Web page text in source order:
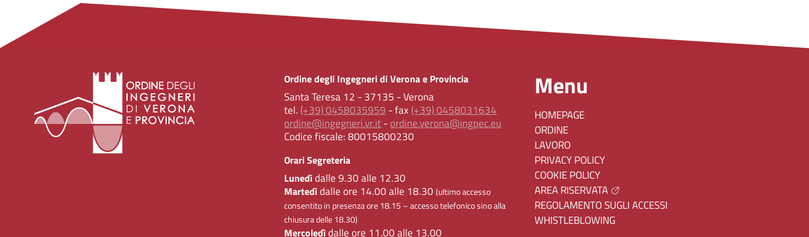
Ordine degli Ingegneri di Verona e Provincia
Santa Teresa 12 - 37135 - Verona
tel. (+39) 0458035959 - fax (+39) 0458031634
ordine@ingegneri.vr.it-ordine.verona@ingpec.eu
Codice fiscale:80015800230
Orari Segreteria
Lunedìdalle 9.30 alle 12.30
Martedìdalle ore 14.00 alle 18.30(ultimo accesso
consentito in presenza ore 18.15 – accesso telefonico sino alla
chiusura delle 18.30)
Mercoledìdalle ore 11.00 alle 13.00
Menu
HOMEPAGE
ORDINE
LAVORO
PRIVACY POLICY
COOKIE POLICY
AREA RISERVATA
REGOLAMENTO SUGLI ACCESSI
WHISTLEBLOWING